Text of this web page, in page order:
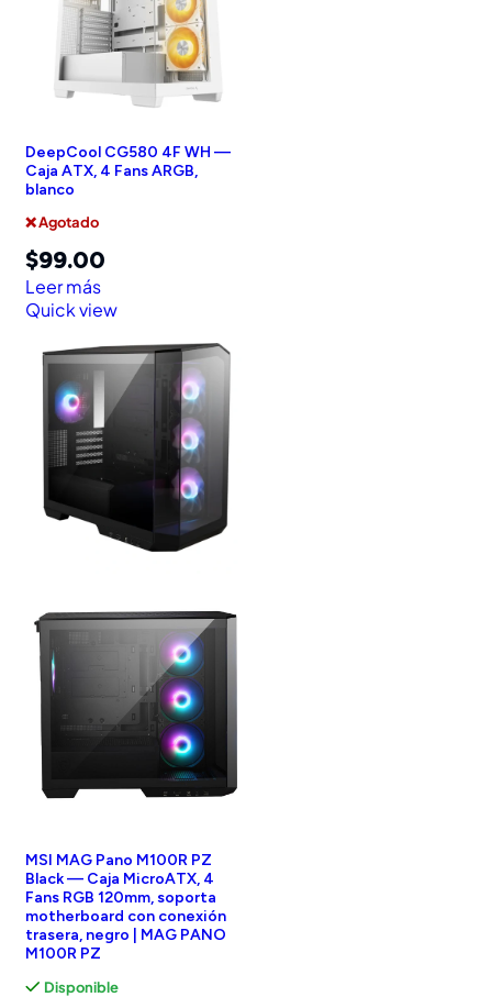
DeepCool CG580 4F WH —
Caja ATX, 4 Fans ARGB,
blanco
❌ Agotado
$99.00
Leer más
Quick view
MSI MAG Pano M100R PZ
Black — Caja MicroATX, 4
Fans RGB 120mm, soporta
motherboard con conexión
trasera, negro | MAG PANO
M100R PZ
Disponible